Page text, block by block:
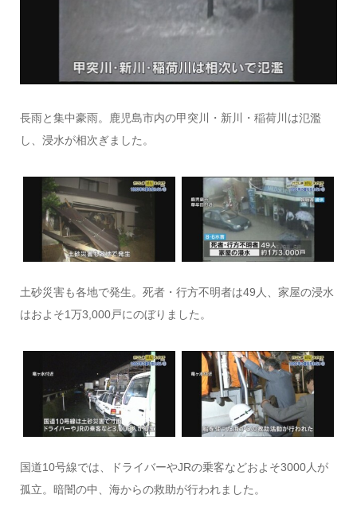
長雨と集中豪雨。鹿児島市内の甲突川・新川・稲荷川は氾濫
し、浸水が相次ぎました。
土砂災害も各地で発生。死者・行方不明者は49人、家屋の浸水
はおよそ1万3,000戸にのぼりました。
国道10号線では、ドライバーやJRの乗客などおよそ3000人が
孤立。暗闇の中、海からの救助が行われました。